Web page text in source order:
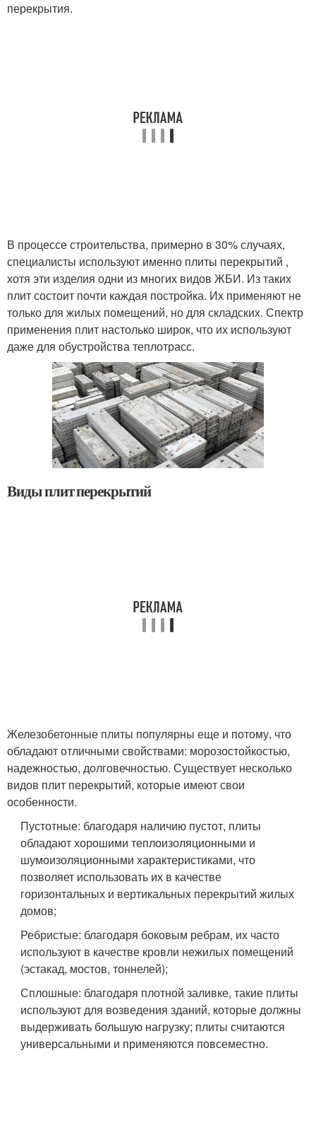
перекрытия.
В процессе строительства, примерно в 30% случаях,
специалисты используют именно плиты перекрытий ,
хотя эти изделия одни из многих видов ЖБИ. Из таких
плит состоит почти каждая постройка. Их применяют не
только для жилых помещений, но для складских. Спектр
применения плит настолько широк, что их используют
даже для обустройства теплотрасс.
Виды плит перекрытий
Железобетонные плиты популярны еще и потому, что
обладают отличными свойствами: морозостойкостью,
надежностью, долговечностью. Существует несколько
видов плит перекрытий, которые имеют свои
особенности.
Пустотные: благодаря наличию пустот, плиты
обладают хорошими теплоизоляционными и
шумоизоляционными характеристиками, что
позволяет использовать их в качестве
горизонтальных и вертикальных перекрытий жилых
домов;
Ребристые: благодаря боковым ребрам, их часто
используют в качестве кровли нежилых помещений
(эстакад, мостов, тоннелей);
Сплошные: благодаря плотной заливке, такие плиты
используют для возведения зданий, которые должны
выдерживать большую нагрузку; плиты считаются
универсальными и применяются повсеместно.